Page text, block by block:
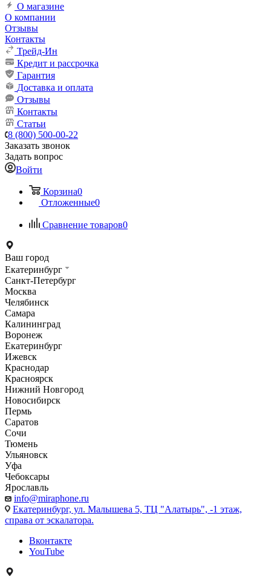
О магазине
О компании
Отзывы
Контакты
Трейд-Ин
Кредит и рассрочка
Гарантия
Доставка и оплата
Отзывы
Контакты
Статьи
8 (800) 500-00-22
Заказать звонок
Задать вопрос
Войти
Корзина0
Отложенные0
Сравнение товаров0
Ваш город
Екатеринбург
Санкт-Петербург
Москва
Челябинск
Самара
Калининград
Воронеж
Екатеринбург
Ижевск
Краснодар
Красноярск
Нижний Новгород
Новосибирск
Пермь
Саратов
Сочи
Тюмень
Ульяновск
Уфа
Чебоксары
Ярославль
info@miraphone.ru
Екатеринбург, ул. Малышева 5, ТЦ "Алатырь", -1 этаж,
справа от эскалатора.
Вконтакте
YouTube